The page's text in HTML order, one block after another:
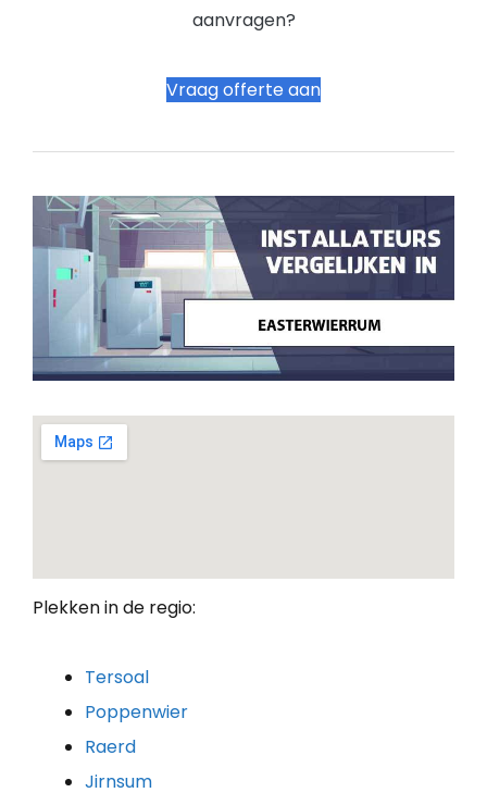
aanvragen?
Vraag offerte aan
Plekken in de regio:
Tersoal
Poppenwier
Raerd
Jirnsum